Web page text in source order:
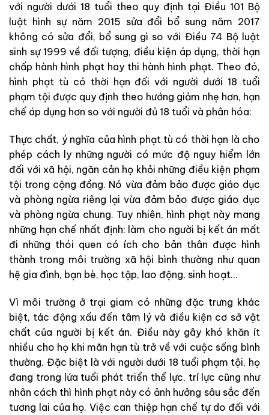
với người dưới 18 tuổi theo quy định tại Điều 101 Bộ
luật hình sự năm 2015 sửa đổi bổ sung năm 2017
không có sửa đổi, bổ sung gì so với Điều 74 Bộ luật
sinh sự 1999 về đối tượng, điều kiện áp dụng, thời hạn
chấp hành hình phạt hay thi hành hình phạt. Theo đó,
hình phạt tù có thời hạn đối với người dưới 18 tuổi
phạm tội được quy định theo hướng giảm nhẹ hơn, hạn
chế áp dụng hơn so với người đủ 18 tuổi và phân hóa:
Thực chất, ý nghĩa của hình phạt tù có thời hạn là cho
phép cách ly những người có mức độ nguy hiểm lớn
đối với xã hội, ngăn cản họ khỏi những điều kiện phạm
tội trong cộng đồng. Nó vừa đảm bảo được giáo dục
và phòng ngừa riêng lại vừa đảm bảo được giáo dục
và phòng ngừa chung. Tuy nhiên, hình phạt này mang
những hạn chế nhất định: làm cho người bị kết án mất
đi những thói quen có ích cho bản thân được hình
thành trong môi trường xã hội bình thường như quan
hệ gia đình, bạn bè, học tập, lao động, sinh hoạt…
Vì môi trường ở trại giam có những đặc trưng khác
biệt, tác động xấu đến tâm lý và điều kiện cơ sở vật
chất của người bị kết án. Điều này gây khó khăn ít
nhiều cho họ khi mãn hạn tù trở về với cuộc sống bình
thường. Đặc biệt là với người dưới 18 tuổi phạm tội, họ
đang trong lứa tuổi phát triển thể lực, trí lực cũng như
nhân cách thì hình phạt này có ảnh hưởng sâu sắc đến
tương lai của họ. Việc can thiệp hạn chế tự do đối với